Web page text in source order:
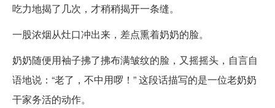
吃力地揭了几次，才稍稍揭开一条缝。
一股浓烟从灶口冲出来，差点熏着奶奶的脸。
奶奶随便用袖子拂了拂布满皱纹的脸，又摇摇头，自言自
语地说：“老了，不中用啰！” 这段话描写的是一位老奶奶
干家务活的动作。